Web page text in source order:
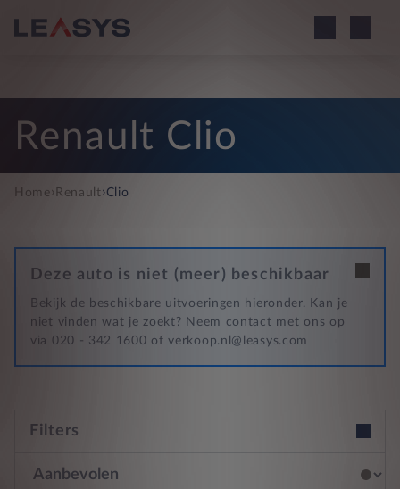
Renault Clio
Home› Renault›Clio
Deze auto is niet (meer) beschikbaar
Bekijk de beschikbare uitvoeringen hieronder. Kan je
niet vinden wat je zoekt? Neem contact met ons op
via 020 - 342 1600 of verkoop.nl@leasys.com
Filters